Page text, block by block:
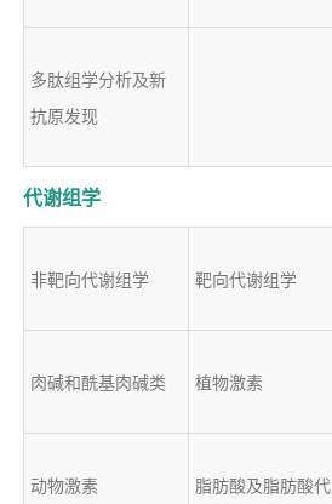
多肽组学分析及新
抗原发现
代谢组学
非靶向代谢组学 靶向代谢组学
肉碱和酰基肉碱类 植物激素
动物激素
脂肪酸及脂肪酸代